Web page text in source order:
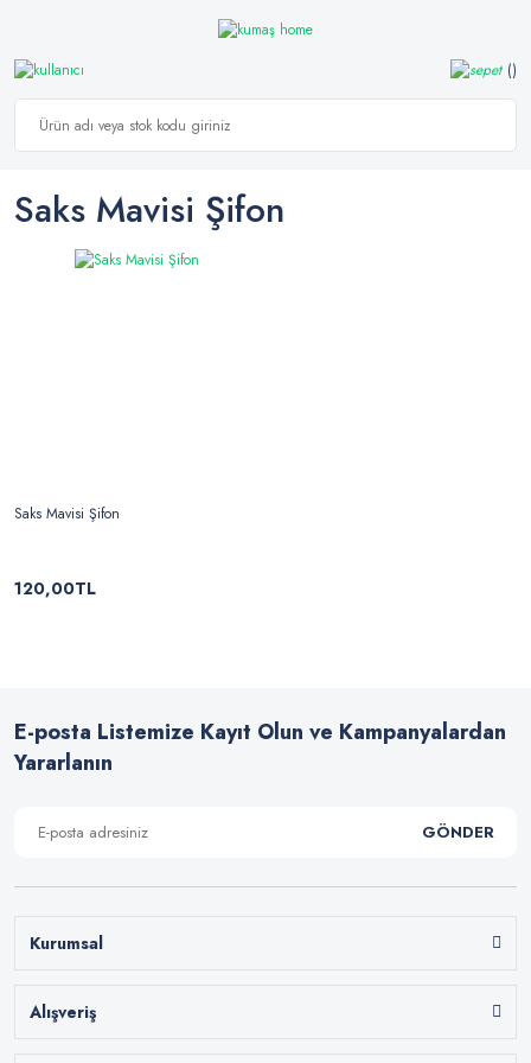
Saks Mavisi Şifon
Saks Mavisi Şifon
120,00TL
E-posta Listemize Kayıt Olun ve Kampanyalardan
Yararlanın
GÖNDER
Kurumsal
Alışveriş